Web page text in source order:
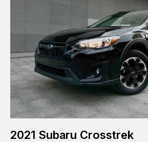
2021 Subaru Crosstrek